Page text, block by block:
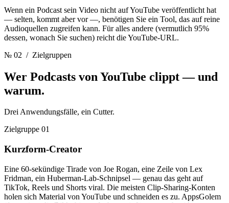
Wenn ein Podcast sein Video nicht auf YouTube veröffentlicht hat
— selten, kommt aber vor —, benötigen Sie ein Tool, das auf reine
Audioquellen zugreifen kann. Für alles andere (vermutlich 95%
dessen, wonach Sie suchen) reicht die YouTube-URL.
№ 02 / Zielgruppen
Wer Podcasts von YouTube clippt— und
warum.
Drei Anwendungsfälle, ein Cutter.
Zielgruppe 01
Kurzform-Creator
Eine 60-sekündige Tirade von Joe Rogan, eine Zeile von Lex
Fridman, ein Huberman-Lab-Schnipsel — genau das geht auf
TikTok, Reels und Shorts viral. Die meisten Clip-Sharing-Konten
holen sich Material von YouTube und schneiden es zu. AppsGolem